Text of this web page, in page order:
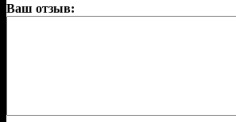
Ваш отзыв: